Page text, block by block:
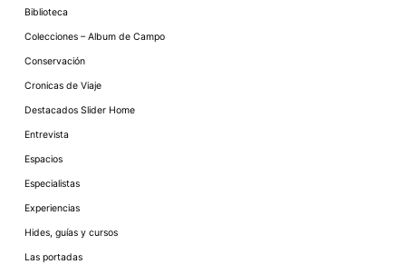
Biblioteca
Colecciones – Album de Campo
Conservación
Cronicas de Viaje
Destacados Slider Home
Entrevista
Espacios
Especialistas
Experiencias
Hides, guías y cursos
Las portadas